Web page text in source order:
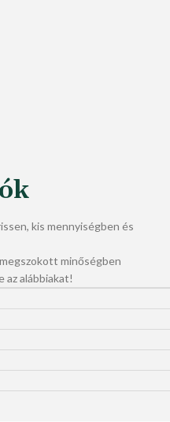
kis mennyiségben és
minőségben
az alábbiakat!